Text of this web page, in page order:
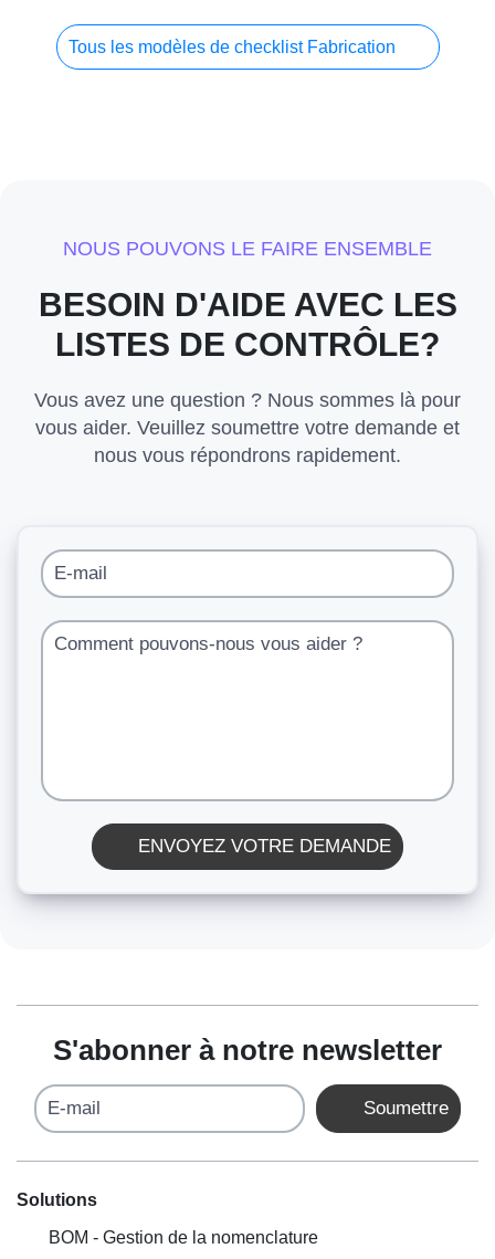
Tous les modèles de checklist Fabrication
NOUS POUVONS LE FAIRE ENSEMBLE
BESOIN D'AIDE AVEC LES
LISTES DE CONTRÔLE?
Vous avez une question ? Nous sommes là pour
vous aider. Veuillez soumettre votre demande et
nous vous répondrons rapidement.
E-mail
Comment pouvons-nous vous aider ?
ENVOYEZ VOTRE DEMANDE
S'abonner à notre newsletter
E-mail Soumettre
Solutions
BOM - Gestion de la nomenclature